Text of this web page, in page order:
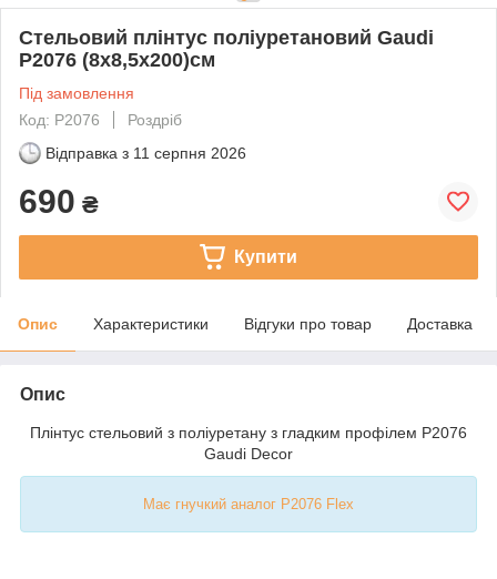
Стельовий плінтус поліуретановий Gaudi
P2076 (8х8,5х200)см
Під замовлення
Код: P2076
Роздріб
Відправка з 11 серпня 2026
690 ₴
Купити
Опис Характеристики Відгуки про товар Доставка
Опис
Плінтус стельовий з поліуретану з гладким профілем P2076
Gaudi Decor
Має гнучкий аналог P2076 Flex